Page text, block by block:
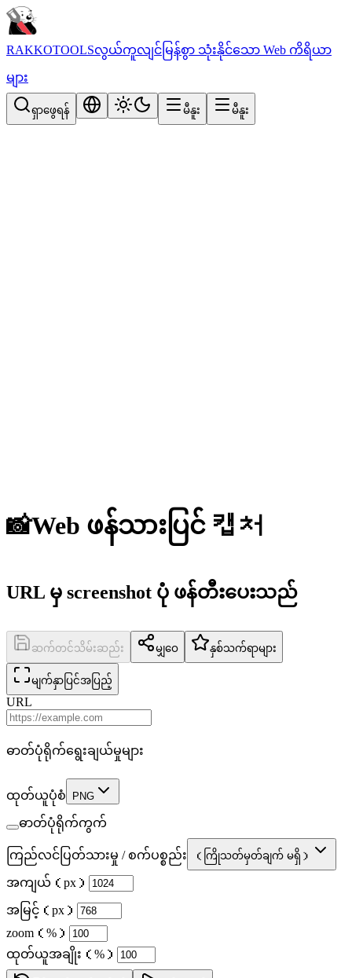
RAKKOTOOLSလွယ်ကူလျင်မြန်စွာ သုံးနိုင်သော Web ကိရိယာ
များ
ရှာဖွေရန် မီနူး မီနူး
📸Web ဖန်သားပြင် 캡처
URL မှ screenshot ပုံ ဖန်တီးပေးသည်
ဆက်တင်သိမ်းဆည်း မျှဝေ နှစ်သက်ရာများ
မျက်နှာပြင်အပြည့်
URL
ဓာတ်ပုံရိုက်ရွေးချယ်မှုများ
ထုတ်ယူပုံစံ PNG
ဓာတ်ပုံရိုက်ကွက်
ကြည်လင်ပြတ်သားမှု / စက်ပစ္စည်း （ကြိုသတ်မှတ်ချက် မရှိ）
အကျယ်（px）
အမြင့်（px）
zoom（%）
ထုတ်ယူအချိုး（%）